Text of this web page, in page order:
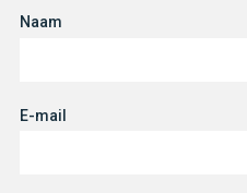
Naam
E-mail